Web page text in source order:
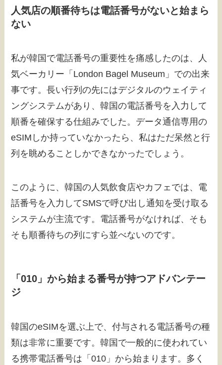
人気店の順番待ちは電話番号がないと始まら
ない
私が韓国で電話番号の重要性を痛感したのは、人
気ベーカリー「London Bagel Museum」での出来
事です。長い行列の先にはデジタルのウェイティ
ングシステムがあり、韓国の電話番号を入力して
順番を確保する仕組みでした。データ通信専用の
eSIMしか持っていなかったら、私はただ呆然と行
列を眺めることしかできなかったでしょう。
このように、韓国の人気飲食店やカフェでは、電
話番号を入力してSMSで呼び出し通知を受け取る
システムが主流です。電話番号がなければ、そも
そも順番待ちの列にすら並べないのです。
「010」から始まる番号が持つアドバンテー
ジ
韓国のeSIMを選ぶ上で、付与される電話番号の種
類は非常に重要です。韓国で一般的に使われてい
る携帯電話番号は「010」から始まります。多く